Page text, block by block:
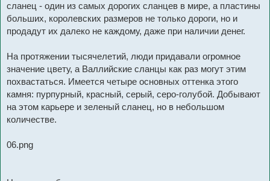
сланец - один из самых дорогих сланцев в мире, а пластины
больших, королевских размеров не только дороги, но и
продадут их далеко не каждому, даже при наличии денег.
На протяжении тысячелетий, люди придавали огромное
значение цвету, а Валлийские сланцы как раз могут этим
похвастаться. Имеется четыре основных оттенка этого
камня: пурпурный, красный, серый, серо-голубой. Добывают
на этом карьере и зеленый сланец, но в небольшом
количестве.
06.png